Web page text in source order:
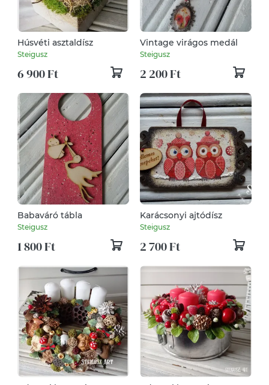
Húsvéti asztaldísz
Steigusz
6 900 Ft
Vintage virágos medál
Steigusz
2 200 Ft
Babaváró tábla
Steigusz
1 800 Ft
Karácsonyi ajtódísz
Steigusz
2 700 Ft